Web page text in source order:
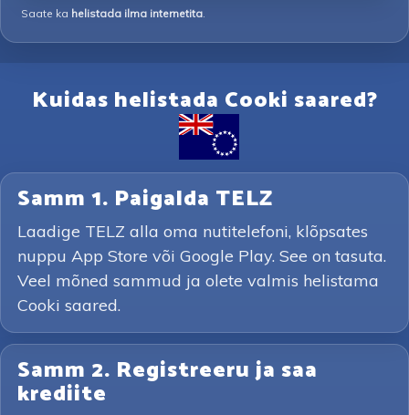
Saate ka helistada ilma internetita.
Kuidas helistada Cooki saared?
Samm 1. Paigalda TELZ
Laadige TELZ alla oma nutitelefoni, klõpsates
nuppu App Store või Google Play. See on tasuta.
Veel mõned sammud ja olete valmis helistama
Cooki saared.
Samm 2. Registreeru ja saa
krediite